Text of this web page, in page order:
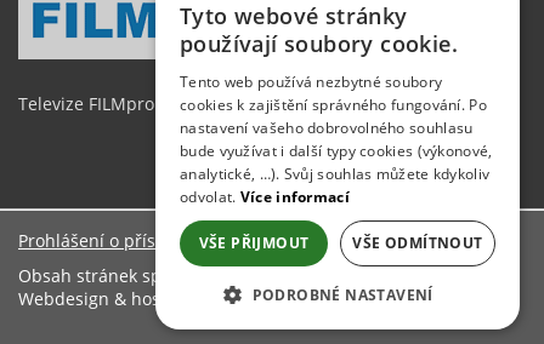
Televize FILMpro
Prohlášení o přístupnosti
Obsah stránek spravuje: Obecní úřad Chanovice
Webdesign & hosting:
ŠumavaNet.CZ
ENGLISH
Tyto webové stránky
používají soubory cookie.
Tento web používá nezbytné soubory
cookies k zajištění správného fungování. Po
nastavení vašeho dobrovolného souhlasu
bude využívat i další typy cookies (výkonové,
analytické, …). Svůj souhlas můžete kdykoliv
odvolat. Více informací
VŠE PŘIJMOUT VŠE ODMÍTNOUT
PODROBNÉ NASTAVENÍ